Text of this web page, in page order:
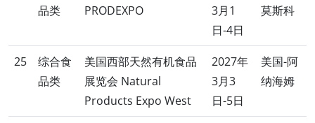
品类
PRODEXPO
3月1
日-4日
莫斯科
25
综合食
品类
美国西部天然有机食品
展览会 Natural
Products Expo West
2027年
3月3
日-5日
美国-阿
纳海姆